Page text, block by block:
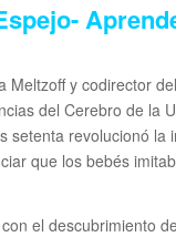
Meltzoff y codirector
del Cerebro de la
setenta revolucionó la
que los bebés
el descubrimiento